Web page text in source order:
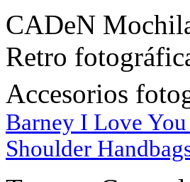
CADeN
Retro
Accesorios
Barney I Love
Shoulder